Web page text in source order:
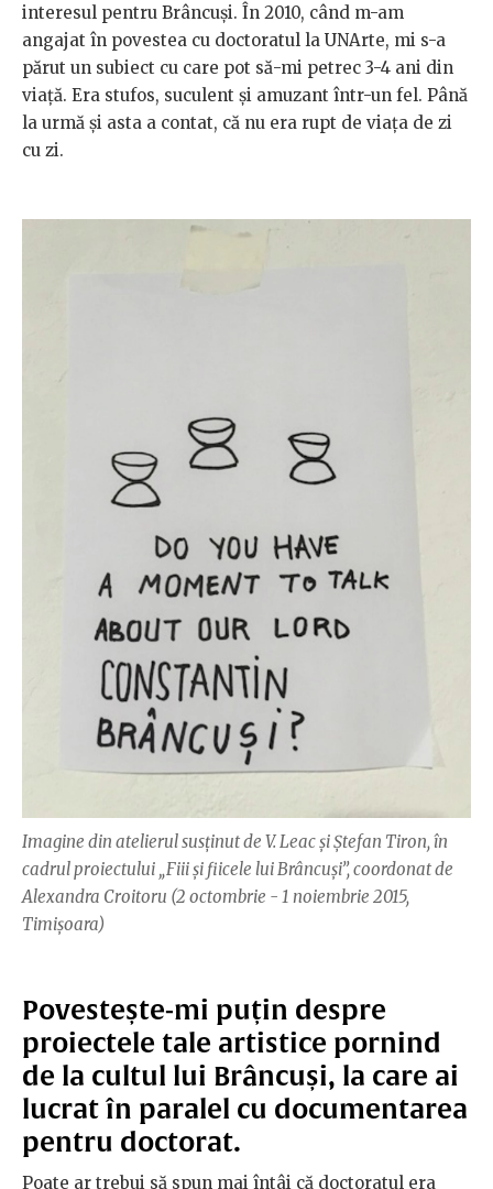
interesul pentru Brâncuși. În 2010, când m-am
angajat în povestea cu doctoratul la UNArte, mi s-a
părut un subiect cu care pot să-mi petrec 3-4 ani din
viață. Era stufos, suculent și amuzant într-un fel. Până
la urmă și asta a contat, că nu era rupt de viața de zi
cu zi.
Imagine din atelierul susținut de V. Leac și Ștefan Tiron, în
cadrul proiectului „Fiii și fiicele lui Brâncuși”, coordonat de
Alexandra Croitoru (2 octombrie - 1 noiembrie 2015,
Timișoara)
Povestește-mi puțin despre
proiectele tale artistice pornind
de la cultul lui Brâncuși, la care ai
lucrat în paralel cu documentarea
pentru doctorat.
Poate ar trebui să spun mai întâi că doctoratul era